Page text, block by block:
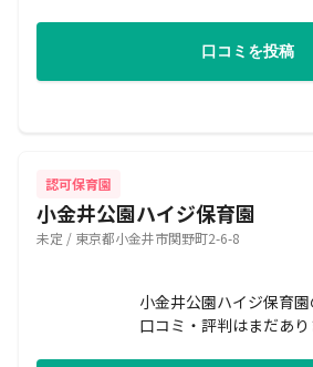
口コミを投稿
認可保育園
小金井公園ハイジ保育園
未定 / 東京都小金井市関野町2-6-8
小金井公園ハイジ保育園
口コミ・評判はまだあ